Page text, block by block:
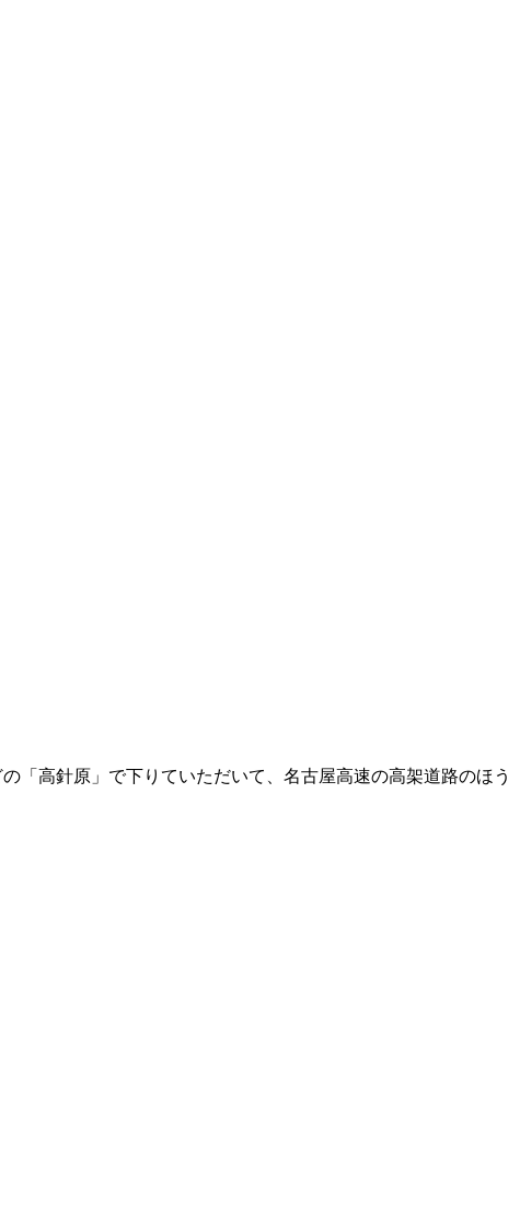
「高針原」で下りていただいて、名古屋高速の高架道路のほう